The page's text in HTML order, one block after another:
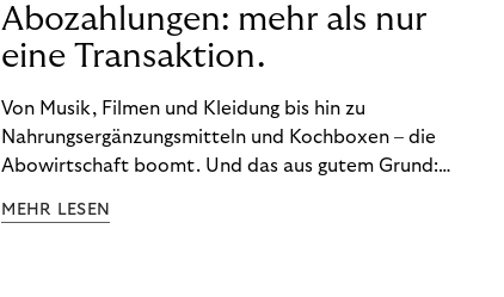
Abozahlungen: mehr als nur
eine Transaktion.
Von Musik, Filmen und Kleidung bis hin zu
Nahrungsergänzungsmitteln und Kochboxen – die
Abowirtschaft boomt. Und das aus gutem Grund:
wünschen. Sie ermöglichen es uns, Produkte und
MEHR LESEN